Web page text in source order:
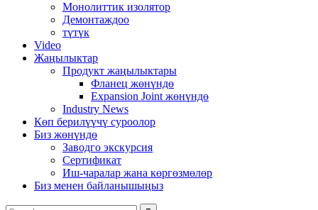
Монолиттик изолятор
Демонтаждоо
түтүк
Video
Жаңылыктар
Продукт жаңылыктары
Фланец жөнүндө
Expansion Joint жөнүндө
Industry News
Көп берилүүчү суроолор
Биз жөнүндө
Заводго экскурсия
Сертификат
Иш-чаралар жана көргөзмөлөр
Биз менен байланышыңыз